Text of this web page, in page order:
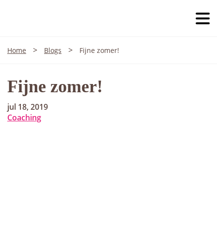
Home > Blogs > Fijne zomer!
Fijne zomer!
jul 18, 2019
Coaching